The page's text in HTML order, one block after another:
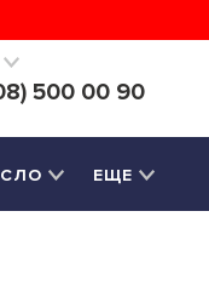
500 00 90
ЕЩЕ